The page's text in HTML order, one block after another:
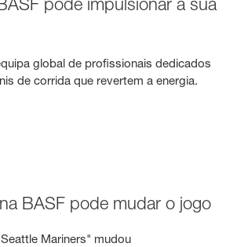
global de profissionais dedicados
de corrida que revertem a energia.
BASF pode mudar o jogo
Mariners" mudou